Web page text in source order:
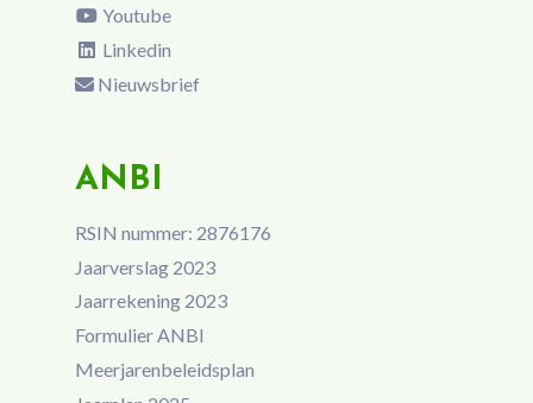
Youtube
Linkedin
Nieuwsbrief
ANBI
RSIN nummer: 2876176
Jaarverslag 2023
Jaarrekening 2023
Formulier ANBI
Meerjarenbeleidsplan